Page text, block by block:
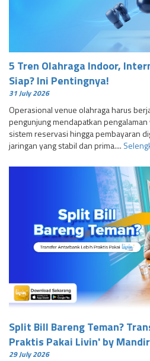
5 Tren Olahraga Indoor,
Siap? Ini Pentingnya!
31 July 2026
Operasional venue olahraga harus
pengunjung mendapatkan pengalaman
sistem reservasi hingga pembayaran
jaringan yang stabil dan prima....
Split Bill Bareng Teman?
Praktis Pakai Livin' by
29 July 2026